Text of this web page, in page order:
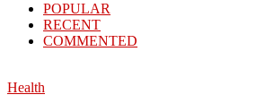
POPULAR
RECENT
COMMENTED
Health